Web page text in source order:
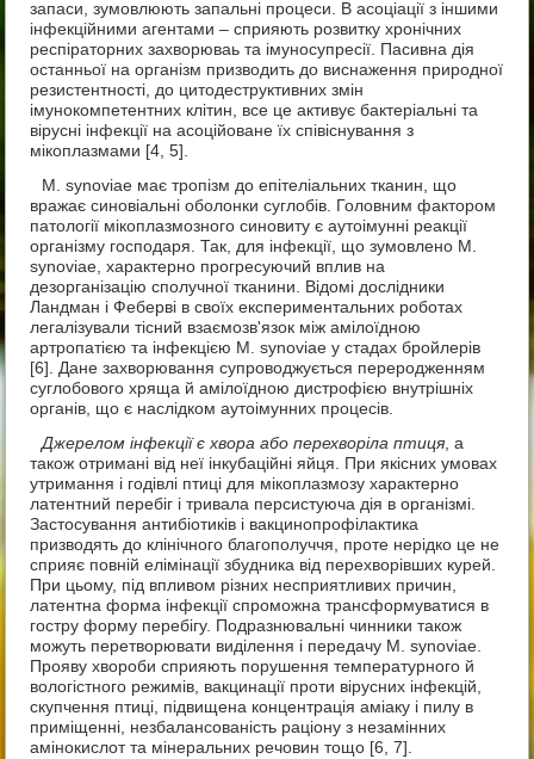
запаси, зумовлюють запальні процеси. В асоціації з іншими
інфекційними агентами – сприяють розвитку хронічних
респіраторних захворюваь та імуносупресії. Пасивна дія
останньої на організм призводить до виснаження природної
резистентності, до цитодеструктивних змін
імунокомпетентних клітин, все це активує бактеріальні та
вірусні інфекції на асоційоване їх співіснування з
мікоплазмами [4, 5].
М. synoviae має тропізм до епітеліальних тканин, що
вражає синовіальні оболонки суглобів. Головним фактором
патології мікоплазмозного синовиту є аутоімунні реакції
організму господаря. Так, для інфекції, що зумовлено М.
synoviae, характерно прогресуючий вплив на
дезорганізацію сполучної тканини. Відомі дослідники
Ландман і Феберві в своїх експериментальних роботах
легалізували тісний взаємозв'язок між амілоїдною
артропатією та інфекцією М. synoviae у стадах бройлерів
[6]. Дане захворювання супроводжується переродженням
суглобового хряща й амілоїдною дистрофією внутрішніх
органів, що є наслідком аутоімунних процесів.
Джерелом інфекції є хвора або перехворіла птиця, а
також отримані від неї інкубаційні яйця. При якісних умовах
утримання і годівлі птиці для мікоплазмозу характерно
латентний перебіг і тривала персистуюча дія в організмі.
Застосування антибіотиків і вакцинопрофілактика
призводять до клінічного благополуччя, проте нерідко це не
сприяє повній елімінації збудника від перехворівших курей.
При цьому, під впливом різних несприятливих причин,
латентна форма інфекції спроможна трансформуватися в
гостру форму перебігу. Подразнювальні чинники також
можуть перетворювати виділення і передачу М. synoviae.
Прояву хвороби сприяють порушення температурного й
вологістного режимів, вакцинації проти вірусних інфекцій,
скупчення птиці, підвищена концентрація аміаку і пилу в
приміщенні, незбалансованість раціону з незамінних
амінокислот та мінеральних речовин тощо [6, 7].